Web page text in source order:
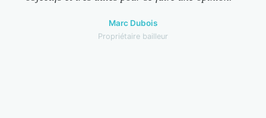
Marc Dubois
Propriétaire bailleur